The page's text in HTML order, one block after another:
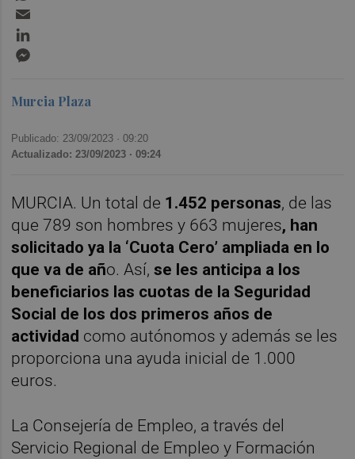
Murcia Plaza
Publicado: 23/09/2023 ·09:20
Actualizado: 23/09/2023 · 09:24
MURCIA. Un total de 1.452 personas, de las
que 789 son hombres y 663 mujeres, han
solicitado ya la ‘Cuota Cero’ ampliada en lo
que va de año. Así, se les anticipa a los
beneficiarios las cuotas de la Seguridad
Social de los dos primeros años de
actividad como autónomos y además se les
proporciona una ayuda inicial de 1.000
euros.
La Consejería de Empleo, a través del
Servicio Regional de Empleo y Formación